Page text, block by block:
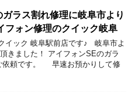
ラス割れ修理に岐阜市より
フォン修理のクイック岐阜
イック 岐阜駅前店です♪ 岐阜市よ
きました！ アイフォンSEのガラ
依頼です。 早速お預かりして修